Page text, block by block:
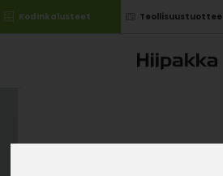
Kodinkalusteet